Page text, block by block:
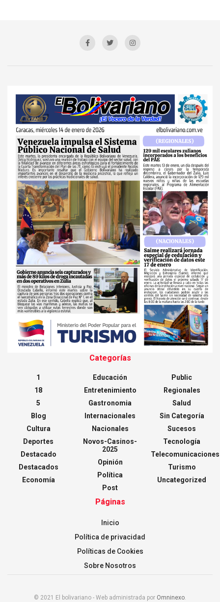
Categorías
1
18
5
Blog
Cultura
Deportes
Destacado
Destacados
Economía
Educación
Entretenimiento
Gastronomia
Internacionales
Nacionales
Novos-Casinos-
2025
Opinión
Política
Post
Public
Regionales
Salud
Sin Categoría
Sucesos
Tecnología
Telecomunicaciones
Turismo
Uncategorized
Páginas
Inicio
Política de privacidad
Políticas de Cookies
Sobre Nosotros
© 2021 El bolivariano - Web administrada por Omninexo